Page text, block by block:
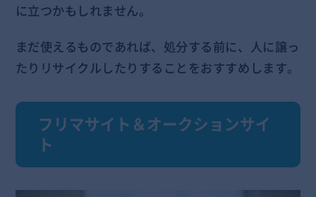
に立つかもしれません。
まだ使えるものであれば、処分する前に、人に譲っ
たりリサイクルしたりすることをおすすめします。
フリマサイト＆オークションサイ
ト